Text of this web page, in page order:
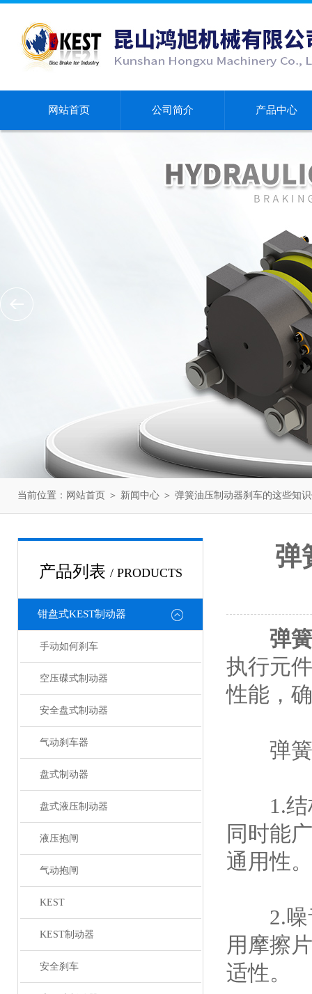
网站首页 公司简介 产品中心
当前位置： 网站首页 ＞ 新闻中心 ＞ 弹簧油压制动器刹车的这些知
产品列表 / PRODUCTS
钳盘式KEST制动器
手动如何刹车
空压碟式制动器
安全盘式制动器
气动刹车器
盘式制动器
盘式液压制动器
液压抱闸
气动抱闸
KEST
KEST制动器
安全刹车
弹
弹
执行元
性能，
弹簧
1.结构
同时能
通用性。
2.噪音
用摩擦
适性。